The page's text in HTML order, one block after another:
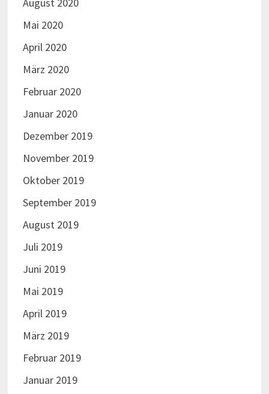
Mai 2020
April 2020
März 2020
Februar 2020
Januar 2020
Dezember 2019
November 2019
Oktober 2019
September 2019
August 2019
Juli 2019
Juni 2019
Mai 2019
April 2019
März 2019
Februar 2019
Januar 2019